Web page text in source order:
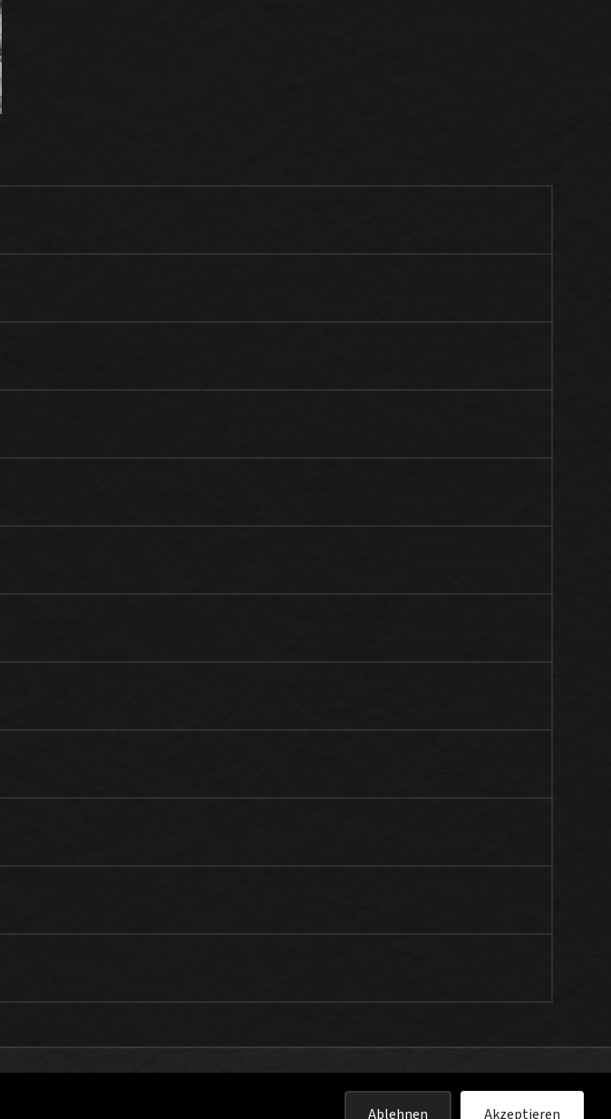
Ablehnen Akzeptieren